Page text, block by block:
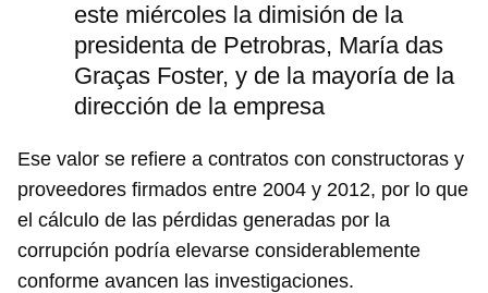
Guardar como favorito
este miércoles la dimisión de la
presidenta de Petrobras, María das
Graças Foster, y de la mayoría de la
dirección de la empresa
Ese valor se refiere a contratos con constructoras y
proveedores firmados entre 2004 y 2012, por lo que
el cálculo de las pérdidas generadas por la
corrupción podría elevarse considerablemente
conforme avancen las investigaciones.